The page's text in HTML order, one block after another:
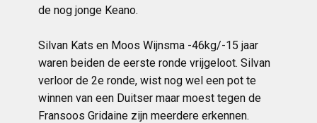
de nog jonge Keano.
Silvan Kats en Moos Wijnsma -46kg/-15 jaar
waren beiden de eerste ronde vrijgeloot. Silvan
verloor de 2e ronde, wist nog wel een pot te
winnen van een Duitser maar moest tegen de
Fransoos Gridaine zijn meerdere erkennen.